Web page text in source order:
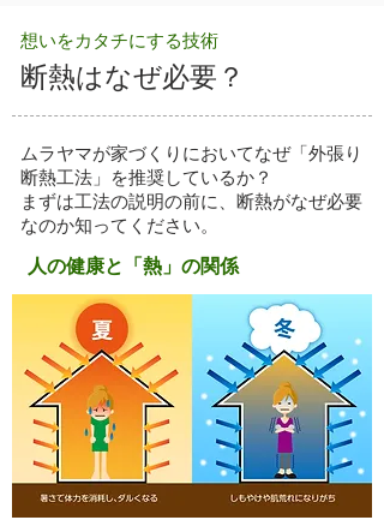
想いをカタチにする技術
断熱はなぜ必要？
ムラヤマが家づくりにおいてなぜ「外張り
断熱工法」を推奨しているか？
まずは工法の説明の前に、断熱がなぜ必要
なのか知ってください。
人の健康と「熱」の関係